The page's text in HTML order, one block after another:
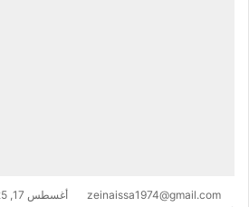
zeinaissa1974@gmail.com أغسطس 17, 2025